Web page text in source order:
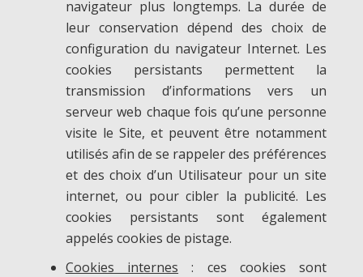
navigateur plus longtemps. La durée de
leur conservation dépend des choix de
configuration du navigateur Internet. Les
cookies persistants permettent la
transmission d’informations vers un
serveur web chaque fois qu’une personne
visite le Site, et peuvent être notamment
utilisés afin de se rappeler des préférences
et des choix d’un Utilisateur pour un site
internet, ou pour cibler la publicité. Les
cookies persistants sont également
appelés cookies de pistage.
Cookies internes
: ces cookies sont